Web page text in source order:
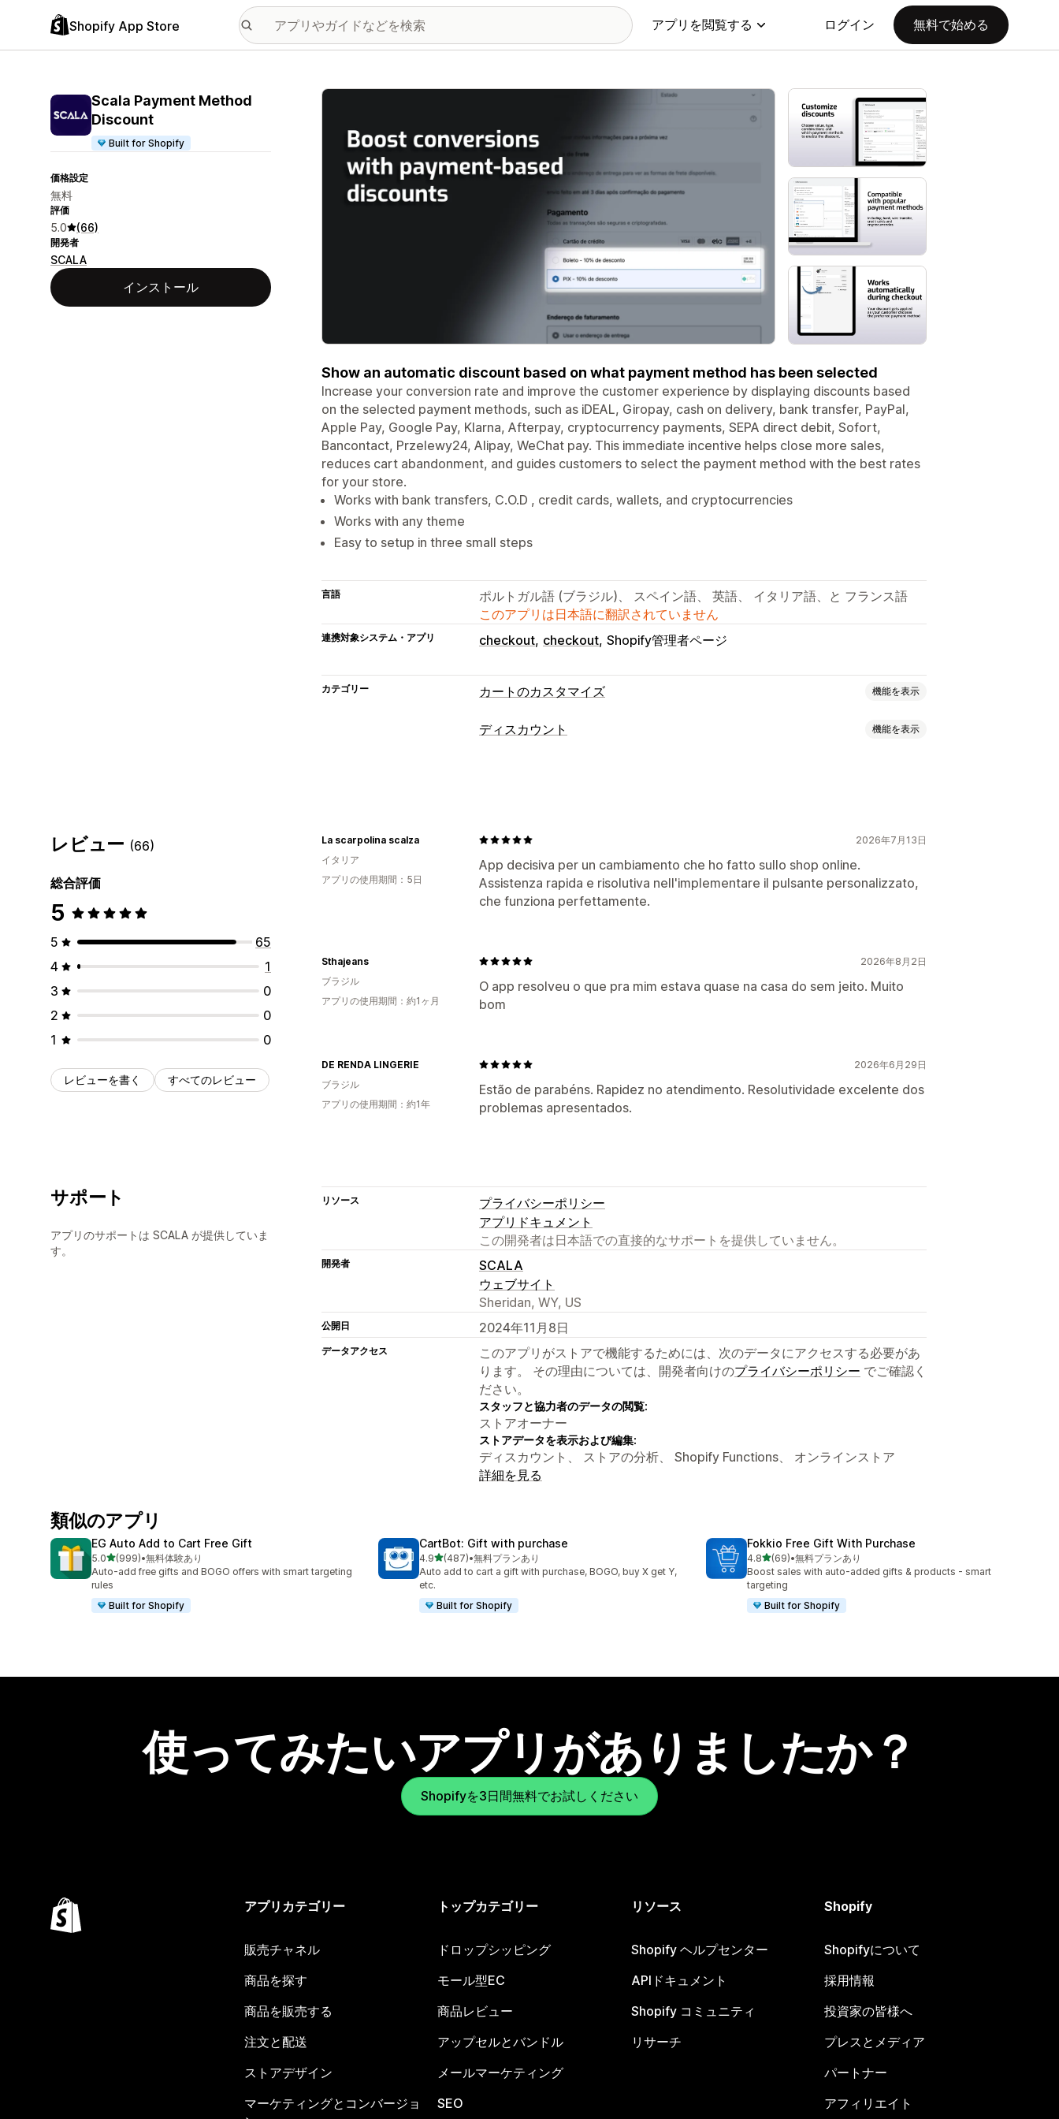
Shopify App Store アプリを閲覧する ログイン 無料で始める
Scala Payment Method
Discount
Built for Shopify
価格設定
無料
評価
5.0 (66)
開発者
SCALA
インストール
特集の画像ギャラリー
Show an automatic discount based on what payment method has been selected
Increase your conversion rate and improve the customer experience by displaying discounts based
on the selected payment methods, such as iDEAL, Giropay, cash on delivery, bank transfer, PayPal,
Apple Pay, Google Pay, Klarna, Afterpay, cryptocurrency payments, SEPA direct debit, Sofort,
Bancontact, Przelewy24, Alipay, WeChat pay. This immediate incentive helps close more sales,
reduces cart abandonment, and guides customers to select the payment method with the best rates
for your store.
Works with bank transfers, C.O.D , credit cards, wallets, and cryptocurrencies
Works with any theme
Easy to setup in three small steps
言語
ポルトガル語 (ブラジル)、 スペイン語、 英語、 イタリア語、と フランス語
このアプリは日本語に翻訳されていません
連携対象システム・アプリ checkout checkout Shopify管理者ページ
カテゴリー カートのカスタマイズ 機能を表示
カートの表示
一括割引
チェックアウト環境のカスタマイズ
自動ディスカウント 配送方法ルール
ディスカウント 機能を表示
カスタムコード
レビュー (66)
総合評価
5
5
65
4
1
3
0
2
0
1
0
レビューを書く すべてのレビュー
2026年7月13日
App decisiva per un cambiamento che ho fatto sullo shop online.
Assistenza rapida e risolutiva nell'implementare il pulsante personalizzato,
che funziona perfettamente.
La scarpolina scalza
イタリア
アプリの使用期間：5日
2026年8月2日
O app resolveu o que pra mim estava quase na casa do sem jeito. Muito
bom
Sthajeans
ブラジル
アプリの使用期間：約1ヶ月
2026年6月29日
Estão de parabéns. Rapidez no atendimento. Resolutividade excelente dos
problemas apresentados.
DE RENDA LINGERIE
ブラジル
アプリの使用期間：約1年
サポート
アプリのサポートは SCALA が提供していま
す。
リソース
プライバシーポリシー
アプリドキュメント
この開発者は日本語での直接的なサポートを提供していません。
開発者
SCALA
ウェブサイト
Sheridan, WY, US
公開日 2024年11月8日
データアクセス
このアプリがストアで機能するためには、次のデータにアクセスする必要があ
ります。 その理由については、開発者向けのプライバシーポリシー でご確認く
ださい。
スタッフと協力者のデータの閲覧:
ストアオーナー
ストアデータを表示および編集:
ディスカウント、 ストアの分析、 Shopify Functions、 オンラインストア
詳細を見る
類似のアプリ
EG Auto Add to Cart Free Gift
5.05つ星中
(999)
合計レビュー数：999件
•無料体験あり
Auto-add free gifts and BOGO offers with smart targeting
rules
Built for Shopify
CartBot: Gift with purchase
4.95つ星中
(487)
合計レビュー数：487件
•無料プランあり
Auto add to cart a gift with purchase, BOGO, buy X get Y,
etc.
Built for Shopify
Fokkio Free Gift With Purchase
4.85つ星中
(69)
合計レビュー数：69件
•無料プランあり
Boost sales with auto-added gifts & products - smart
targeting
Built for Shopify
使ってみたいアプリがありましたか？
Shopifyを3日間無料でお試しください
アプリカテゴリー
販売チャネル
商品を探す
商品を販売する
注文と配送
ストアデザイン
マーケティングとコンバージョ
トップカテゴリー
ドロップシッピング
モール型EC
商品レビュー
アップセルとバンドル
メールマーケティング
SEO
リソース
Shopify ヘルプセンター
APIドキュメント
Shopify コミュニティ
リサーチ
Shopify
Shopifyについて
採用情報
投資家の皆様へ
プレスとメディア
パートナー
アフィリエイト